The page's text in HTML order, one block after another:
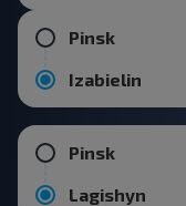
Pinsk
Izabielin
Pinsk
Lagishyn